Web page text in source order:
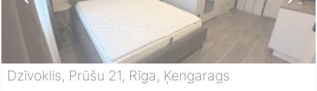
Dzīvoklis, Prūšu 21, Rīga, Ķengarags